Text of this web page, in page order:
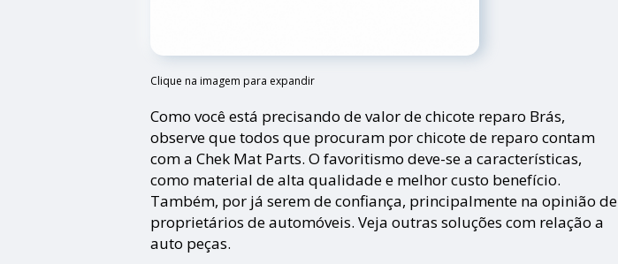
Clique na imagem para expandir
Como você está precisando de valor de chicote reparo Brás,
observe que todos que procuram por chicote de reparo contam
com a Chek Mat Parts. O favoritismo deve-se a características,
como material de alta qualidade e melhor custo benefício.
Também, por já serem de confiança, principalmente na opinião de
proprietários de automóveis. Veja outras soluções com relação a
auto peças.